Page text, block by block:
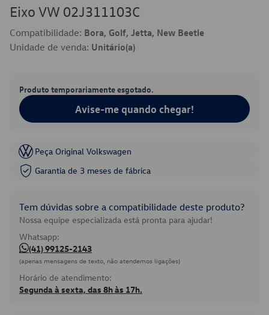
Eixo VW 02J311103C
Compatibilidade: Bora, Golf, Jetta, New Beetle
Unidade de venda: Unitário(a)
Produto temporariamente esgotado.
Avise-me quando chegar!
Peça Original Volkswagen
Garantia de 3 meses de fábrica
Tem dúvidas sobre a compatibilidade deste produto?
Nossa equipe especializada está pronta para ajudar!
Whatsapp:
(41) 99125-2143
(apenas mensagens de texto, não atendemos ligações)
Horário de atendimento:
Segunda à sexta, das 8h às 17h.